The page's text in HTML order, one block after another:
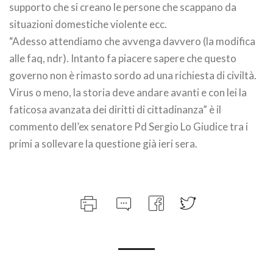
supporto che si creano le persone che scappano da
situazioni domestiche violente ecc.
“Adesso attendiamo che avvenga davvero (la modifica
alle faq, ndr). Intanto fa piacere sapere che questo
governo non è rimasto sordo ad una richiesta di civiltà.
Virus o meno, la storia deve andare avanti e con lei la
faticosa avanzata dei diritti di cittadinanza” è il
commento dell’ex senatore Pd Sergio Lo Giudice tra i
primi a sollevare la questione già ieri sera.